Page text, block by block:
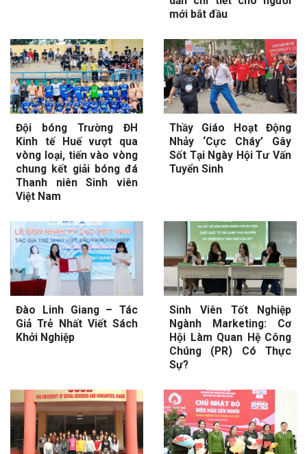
mới bắt đầu
Đội bóng Trường ĐH
Kinh tế Huế vượt qua
vòng loại, tiến vào vòng
chung kết giải bóng đá
Thanh niên Sinh viên
Việt Nam
Thầy Giáo Hoạt Động
Nhảy ‘Cực Cháy’ Gây
Sốt Tại Ngày Hội Tư Vấn
Tuyển Sinh
Đào Linh Giang – Tác
Giả Trẻ Nhất Viết Sách
Khởi Nghiệp
Sinh Viên Tốt Nghiệp
Ngành Marketing: Cơ
Hội Làm Quan Hệ Công
Chúng (PR) Có Thực
Sự?